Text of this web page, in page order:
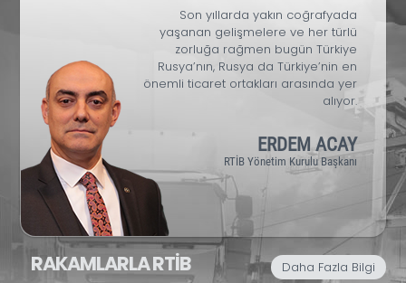
Son yıllarda yakın coğrafyada
yaşanan gelişmelere ve her türlü
zorluğa rağmen bugün Türkiye
Rusya’nın, Rusya da Türkiye’nin en
önemli ticaret ortakları arasında yer
alıyor.
ERDEM ACAY
RTİB Yönetim Kurulu Başkanı
Daha Fazla Bilgi
RAKAMLARLA RTİB